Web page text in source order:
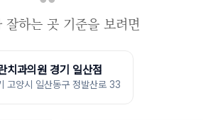
잘하는 곳 기준을 보려면
치과의원 경기 일산점
고양시 일산동구 정발산로 33